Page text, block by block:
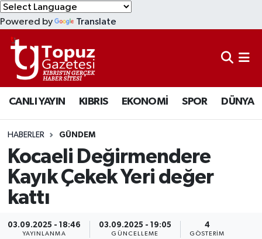
Powered by Translate
CANLI YAYIN KIBRIS EKONOMİ SPOR DÜNYA
HABERLER GÜNDEM
Kocaeli Değirmendere
Kayık Çekek Yeri değer
kattı
03.09.2025 - 18:46
YAYINLANMA
03.09.2025 - 19:05
GÜNCELLEME
4
GÖSTERIM
KIBRIS
DÜNYA
EKONOMİ
MAGAZİN
SAĞLIK
SPOR
TEKNOLOJİ
Lefkoşa Nöbetçi Eczaneler
Lefkoşa Hava Durumu
Lefkoşa Trafik Yoğunluk Haritası
Süper Lig Puan Durumu ve Fikstür
Tüm Manşetler
Son Dakika Haberleri
Haber Arşivi